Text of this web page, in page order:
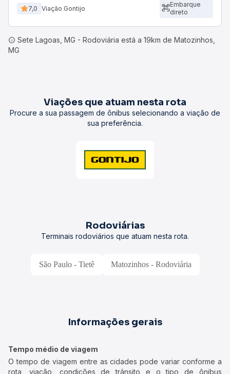
7,0 Viação Gontijo
Embarque
direto
Sete Lagoas, MG - Rodoviária está a 19km de Matozinhos,
MG
Viações que atuam nesta rota
Procure a sua passagem de ônibus selecionando a viação de
sua preferência.
Rodoviárias
Terminais rodoviários que atuam nesta rota.
São Paulo - Tietê Matozinhos - Rodoviária
Informações gerais
Tempo médio de viagem
O tempo de viagem entre as cidades pode variar conforme a
rota, viação, condições de trânsito e o tipo de ônibus